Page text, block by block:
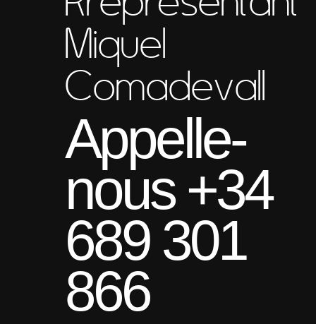
Miquel
Comadevall
Appelle-
nous +34
689 301
866